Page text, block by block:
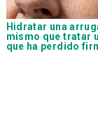
Hidratar una
mismo que tratar
que ha perdido